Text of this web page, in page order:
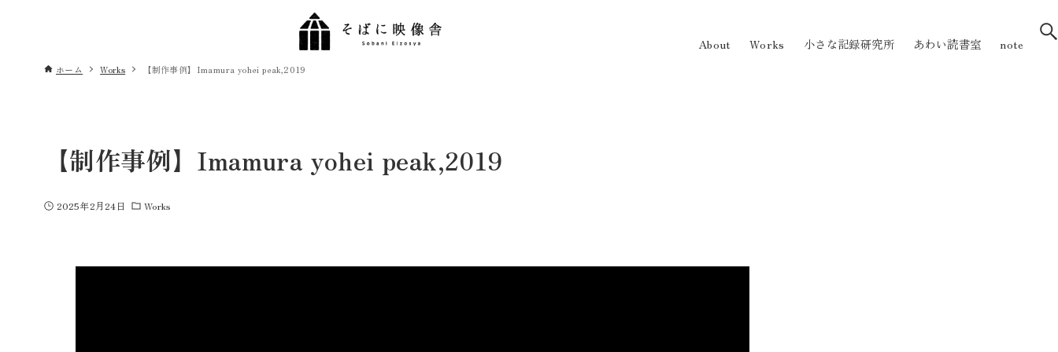
About Works 小さな記録研究所 あわい読書室 note
ホーム Works 【制作事例】Imamura yohei peak,2019
【制作事例】Imamura yohei peak,2019
2025年2月24日 Works